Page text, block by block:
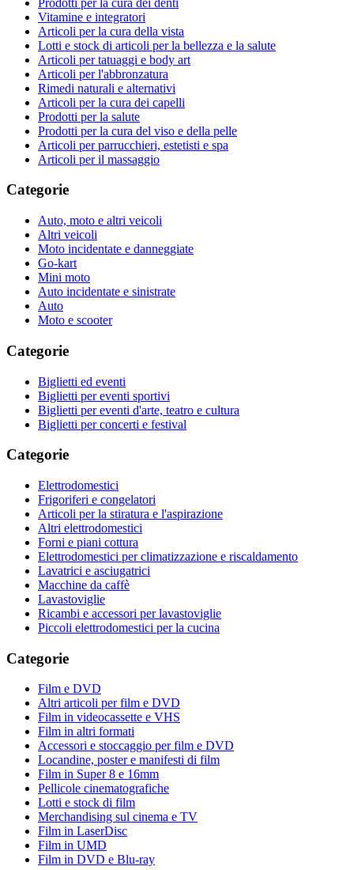
Vitamine e integratori
Articoli per la cura della vista
Lotti e stock di articoli per la bellezza e la salute
Articoli per tatuaggi e body art
Articoli per l'abbronzatura
Rimedi naturali e alternativi
Articoli per la cura dei capelli
Prodotti per la salute
Prodotti per la cura del viso e della pelle
Articoli per parrucchieri, estetisti e spa
Articoli per il massaggio
Categorie
Auto, moto e altri veicoli
Altri veicoli
Moto incidentate e danneggiate
Go-kart
Mini moto
Auto incidentate e sinistrate
Auto
Moto e scooter
Categorie
Biglietti ed eventi
Biglietti per eventi sportivi
Biglietti per eventi d'arte, teatro e cultura
Biglietti per concerti e festival
Categorie
Elettrodomestici
Frigoriferi e congelatori
Articoli per la stiratura e l'aspirazione
Altri elettrodomestici
Forni e piani cottura
Elettrodomestici per climatizzazione e riscaldamento
Lavatrici e asciugatrici
Macchine da caffè
Lavastoviglie
Ricambi e accessori per lavastoviglie
Piccoli elettrodomestici per la cucina
Categorie
Film e DVD
Altri articoli per film e DVD
Film in videocassette e VHS
Film in altri formati
Accessori e stoccaggio per film e DVD
Locandine, poster e manifesti di film
Film in Super 8 e 16mm
Pellicole cinematografiche
Lotti e stock di film
Merchandising sul cinema e TV
Film in LaserDisc
Film in UMD
Film in DVD e Blu-ray